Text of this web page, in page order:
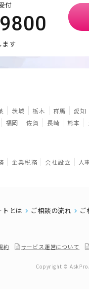
付
ます
茨城 栃木 群馬 愛知
福岡 佐賀 長崎 熊本
企業税務 会社設立 人
とは ご相談の流れ ご
約 サービス運営について
Copyright ©